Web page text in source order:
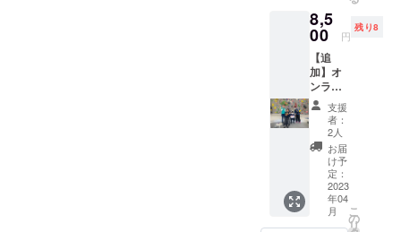
+start
」のみ
4.7オン
ス ドラ
イシル
キー
タッチ
ロング
スリー
ブTシャ
（ロー
ブリー
ド） ポ
リエス
8,5
00 円
残り8
【追
加】オ
ンライ
ン配信
チケッ
ト＋大
内秀之
と一緒
にクラ
イミン
グ体験
大阪か
支援
者：
2人
お届
け予
定：
2023
年04
月
こ
の
リ